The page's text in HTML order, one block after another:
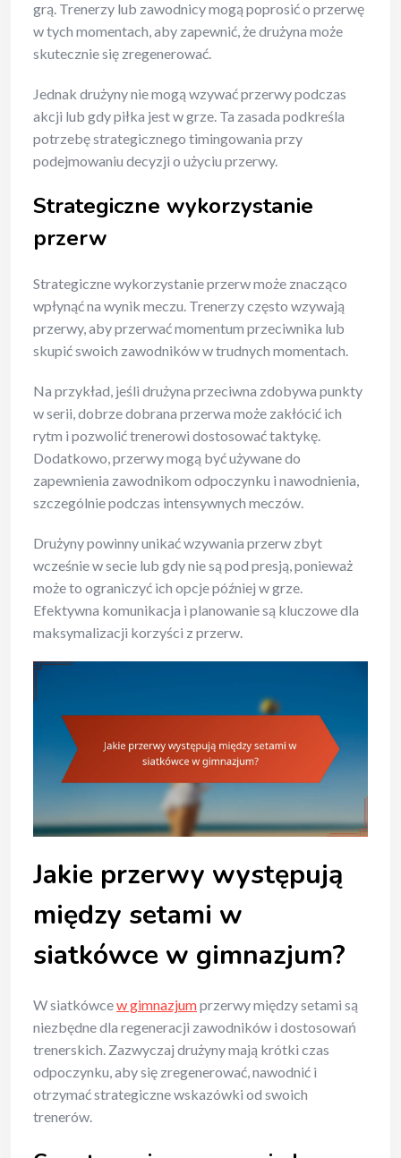
grą. Trenerzy lub zawodnicy mogą poprosić o przerwę
w tych momentach, aby zapewnić, że drużyna może
skutecznie się zregenerować.
Jednak drużyny nie mogą wzywać przerwy podczas
akcji lub gdy piłka jest w grze. Ta zasada podkreśla
potrzebę strategicznego timingowania przy
podejmowaniu decyzji o użyciu przerwy.
Strategiczne wykorzystanie
przerw
Strategiczne wykorzystanie przerw może znacząco
wpłynąć na wynik meczu. Trenerzy często wzywają
przerwy, aby przerwać momentum przeciwnika lub
skupić swoich zawodników w trudnych momentach.
Na przykład, jeśli drużyna przeciwna zdobywa punkty
w serii, dobrze dobrana przerwa może zakłócić ich
rytm i pozwolić trenerowi dostosować taktykę.
Dodatkowo, przerwy mogą być używane do
zapewnienia zawodnikom odpoczynku i nawodnienia,
szczególnie podczas intensywnych meczów.
Drużyny powinny unikać wzywania przerw zbyt
wcześnie w secie lub gdy nie są pod presją, ponieważ
może to ograniczyć ich opcje później w grze.
Efektywna komunikacja i planowanie są kluczowe dla
maksymalizacji korzyści z przerw.
Jakie przerwy występują
między setami w
siatkówce w gimnazjum?
W siatkówcew gimnazjumprzerwy między setami są
niezbędne dla regeneracji zawodników i dostosowań
trenerskich. Zazwyczaj drużyny mają krótki czas
odpoczynku, aby się zregenerować, nawodnić i
otrzymać strategiczne wskazówki od swoich
trenerów.